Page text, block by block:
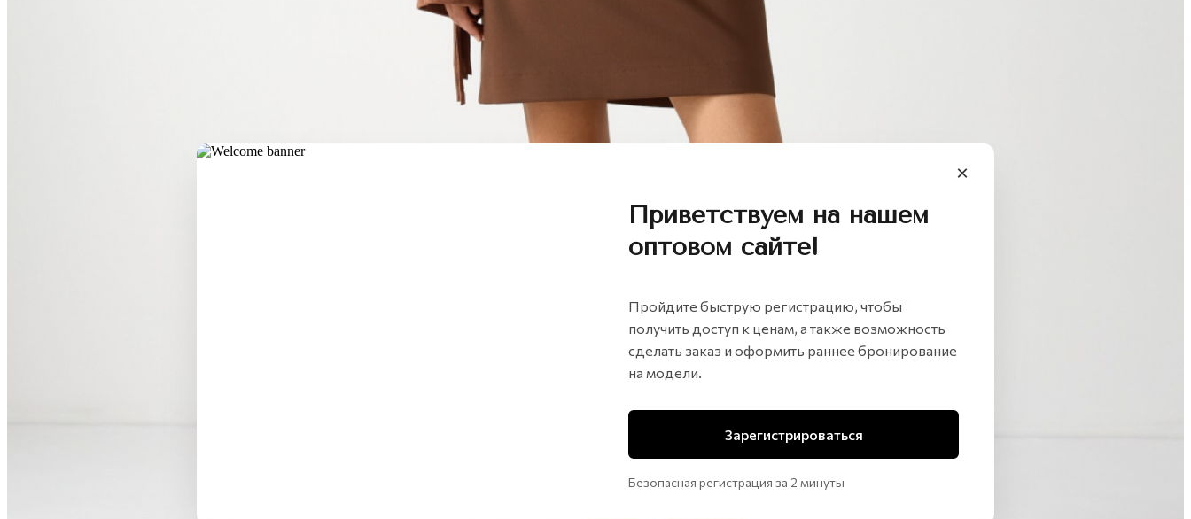
Приветствуем на нашем
оптовом сайте!
Пройдите быструю регистрацию, чтобы
получить доступ к ценам, а также возможность
сделать заказ и оформить раннее бронирование
на модели.
Зарегистрироваться
Безопасная регистрация за 2 минуты